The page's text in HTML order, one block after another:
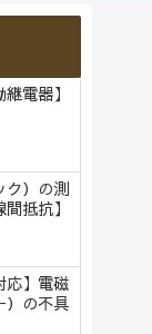
電器】
ク）の測
抵抗】
応】電磁
）の不具